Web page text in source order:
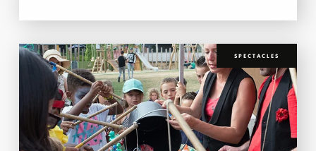
SPECTACLES